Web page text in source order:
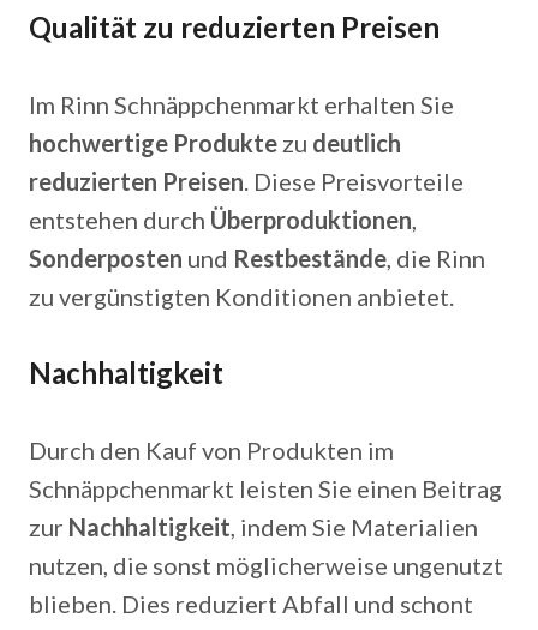
Qualität zu reduzierten Preisen
Im Rinn Schnäppchenmarkt erhalten Sie
hochwertige Produkte zu deutlich
reduzierten Preisen. Diese Preisvorteile
entstehen durch Überproduktionen,
Sonderposten und Restbestände, die Rinn
zu vergünstigten Konditionen anbietet.
Nachhaltigkeit
Durch den Kauf von Produkten im
Schnäppchenmarkt leisten Sie einen Beitrag
zur Nachhaltigkeit, indem Sie Materialien
nutzen, die sonst möglicherweise ungenutzt
blieben. Dies reduziert Abfall und schont